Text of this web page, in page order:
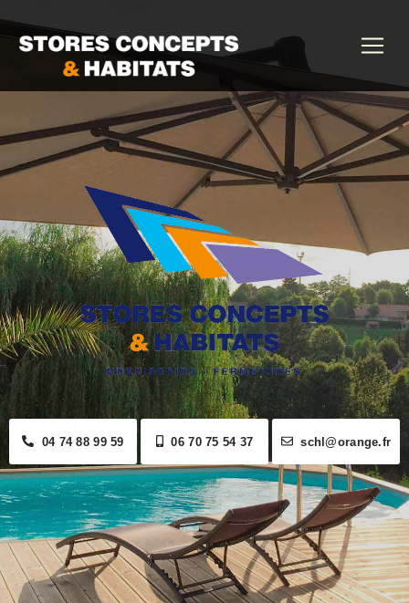
04 74 88 99 59 06 70 75 54 37 schl@orange.fr